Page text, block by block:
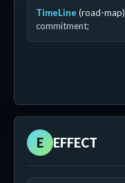
TimeLine (road-map)
commitment;
E EFFECT